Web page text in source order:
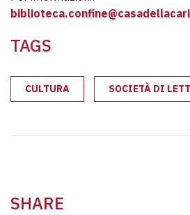
TAGS
CULTURA SOCIETÀ DI
SHARE